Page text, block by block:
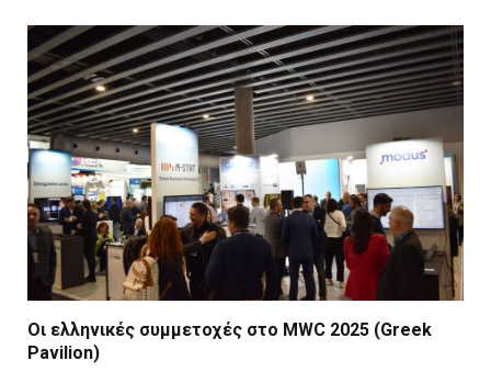
Οι ελληνικές συμμετοχές στο MWC 2025 (Greek
Pavilion)